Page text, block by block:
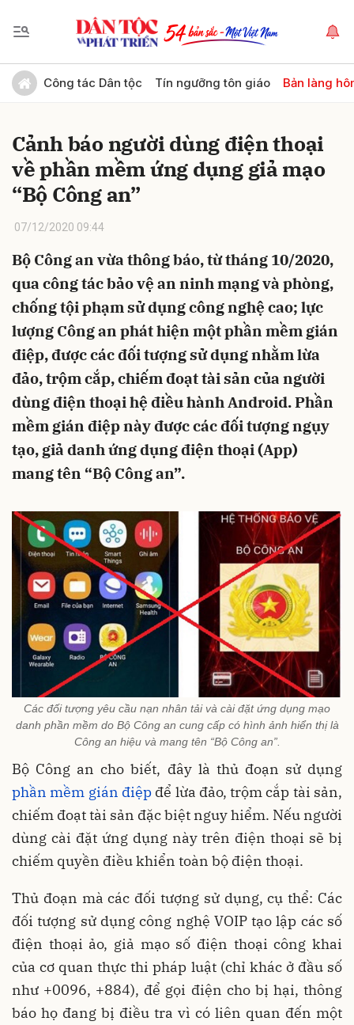
Công tác Dân tộc Tín ngưỡng tôn giáo Bản làng
Cảnh báo người dùng điện thoại
về phần mềm ứng dụng giả mạo
“Bộ Công an”
07/12/2020 09:44
Bộ Công an vừa thông báo, từ tháng 10/2020,
qua công tác bảo vệ an ninh mạng và phòng,
chống tội phạm sử dụng công nghệ cao; lực
lượng Công an phát hiện một phần mềm gián
điệp, được các đối tượng sử dụng nhằm lừa
đảo, trộm cắp, chiếm đoạt tài sản của người
dùng điện thoại hệ điều hành Android. Phần
mềm gián điệp này được các đối tượng ngụy
tạo, giả danh ứng dụng điện thoại (App)
mang tên “Bộ Công an”.
Các đối tượng yêu cầu nạn nhân tải và cài đặt ứng dụng mạo
danh phần mềm do Bộ Công an cung cấp có hình ảnh hiển thị là
Công an hiệu và mang tên “Bộ Công an”.
Bộ Công an cho biết, đây là thủ đoạn sử dụng
phần mềm gián điệpđể lừa đảo, trộm cắp tài sản,
chiếm đoạt tài sản đặc biệt nguy hiểm. Nếu người
dùng cài đặt ứng dụng này trên điện thoại sẽ bị
chiếm quyền điều khiển toàn bộ điện thoại.
Thủ đoạn mà các đối tượng sử dụng, cụ thể: Các
đối tượng sử dụng công nghệ VOIP tạo lập các số
điện thoại ảo, giả mạo số điện thoại công khai
của cơ quan thực thi pháp luật (chỉ khác ở đầu số
như +0096, +884), để gọi điện cho bị hại, thông
báo họ đang bị điều tra vì có liên quan đến một
Gửi bình luận